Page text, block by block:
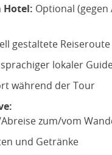
Hotel: Optional (gegen
gestaltete Reiseroute
lokaler
während der Tour
zum/vom
und Getränke